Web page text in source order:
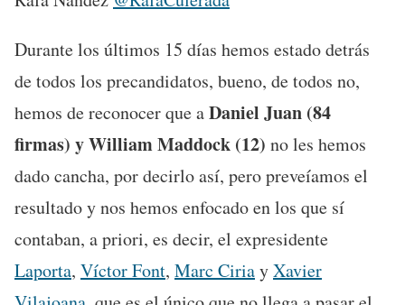
Durante los últimos 15 días hemos estado detrás
de todos los precandidatos, bueno, de todos no,
hemos de reconocer que aDaniel Juan (84
firmas) y William Maddock (12) no les hemos
dado cancha, por decirlo así, pero preveíamos el
resultado y nos hemos enfocado en los que sí
contaban, a priori, es decir, el expresidente
Laporta, Víctor Font, Marc CiriayXavier